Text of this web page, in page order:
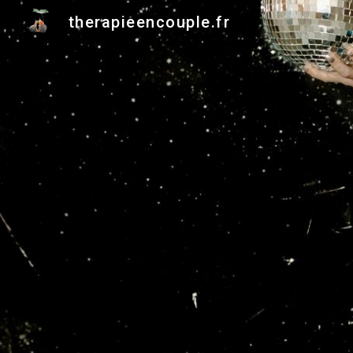
therapieencouple.fr